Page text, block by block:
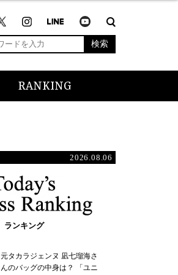
検索
RANKING
2026.08.06
ランキング
元タカラジェンヌ 凪七瑠海さ
んのバッグの中身は？ 「ユニ